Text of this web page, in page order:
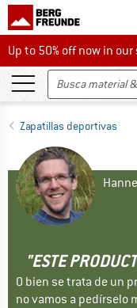
Up to 50% off now in our
Up to 50% off now in
Zapatillas deportivas
"ESTE
O bien se trata de un
no vamos a pedírselo